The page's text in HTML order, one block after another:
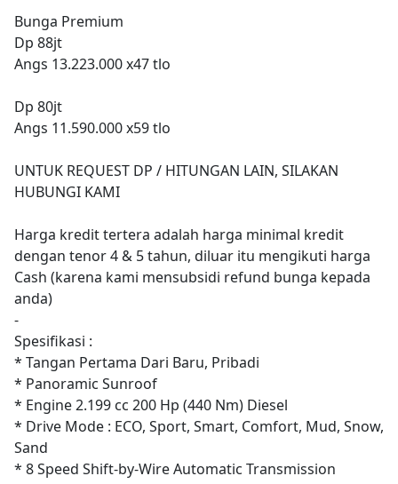
Bunga Premium
Dp 88jt
Angs 13.223.000 x47 tlo
Dp 80jt
Angs 11.590.000 x59 tlo
UNTUK REQUEST DP / HITUNGAN LAIN, SILAKAN
HUBUNGI KAMI
Harga kredit tertera adalah harga minimal kredit
dengan tenor 4 & 5 tahun, diluar itu mengikuti harga
Cash (karena kami mensubsidi refund bunga kepada
anda)
-
Spesifikasi :
* Tangan Pertama Dari Baru, Pribadi
* Panoramic Sunroof
* Engine 2.199 cc 200 Hp (440 Nm) Diesel
* Drive Mode : ECO, Sport, Smart, Comfort, Mud, Snow,
Sand
* 8 Speed Shift-by-Wire Automatic Transmission